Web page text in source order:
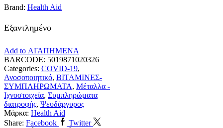
Brand: Health Aid
Εξαντλημένο
Add to ΑΓΑΠΗΜΕΝΑ
BARCODE: 5019871020326
Categories: COVID-19,
Ανοσοποιητικό, ΒΙΤΑΜΙΝΕΣ-
ΣΥΜΠΛΗΡΩΜΑΤΑ, Μέταλλα -
Ιχνοστοιχεία, Συμπληρώματα
διατροφής, Ψευδάργυρος
Μάρκα: Health Aid
Share: Facebook
Twitter